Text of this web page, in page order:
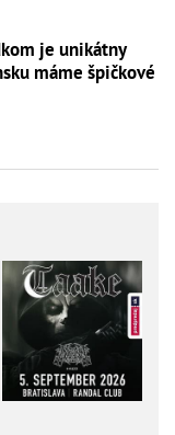
je unikátny
máme špičkové